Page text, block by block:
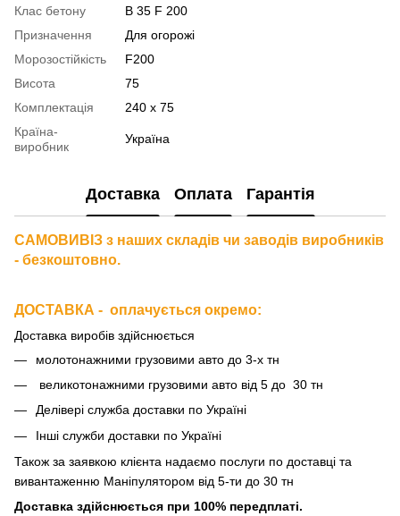
Клас бетону
В 35 F 200
Призначення
Для огорожі
Морозостійкість
F200
Висота
75
Комплектація
240 х 75
Країна-
виробник
Україна
Доставка Оплата Гарантія
САМОВИВІЗ з наших складів чи заводів виробників
- безкоштовно.
ДОСТАВКА - оплачується окремо:
Доставка виробів здійснюється
молотонажними грузовими авто до 3-х тн
великотонажними грузовими авто від 5 до 30 тн
Делівері служба доставки по Україні
Інші служби доставки по Україні
Також за заявкою клієнта надаємо послуги по доставці та
вивантаженню Маніпулятором від 5-ти до 30 тн
Доставка здійснюється при 100% передплаті.